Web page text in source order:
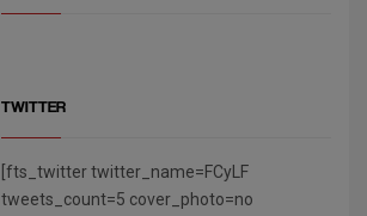
TWITTER
[fts_twitter twitter_name=FCyLF
tweets_count=5 cover_photo=no